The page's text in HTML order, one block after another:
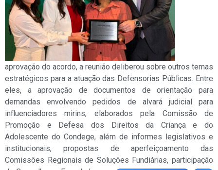
aprovação do acordo, a reunião deliberou sobre outros temas
estratégicos para a atuação das Defensorias Públicas. Entre
eles, a aprovação de documentos de orientação para
demandas envolvendo pedidos de alvará judicial para
influenciadores mirins, elaborados pela Comissão de
Promoção e Defesa dos Direitos da Criança e do
Adolescente do Condege, além de informes legislativos e
institucionais, propostas de aperfeiçoamento das
Comissões Regionais de Soluções Fundiárias, participação